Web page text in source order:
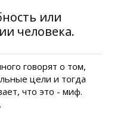
или
человека.
говорят о том,
цели и тогда
что это - миф.